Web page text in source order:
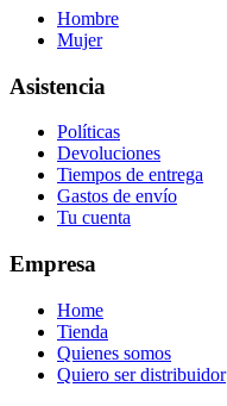
Hombre
Mujer
Asistencia
Políticas
Devoluciones
Tiempos de entrega
Gastos de envío
Tu cuenta
Empresa
Home
Tienda
Quienes somos
Quiero ser distribuidor